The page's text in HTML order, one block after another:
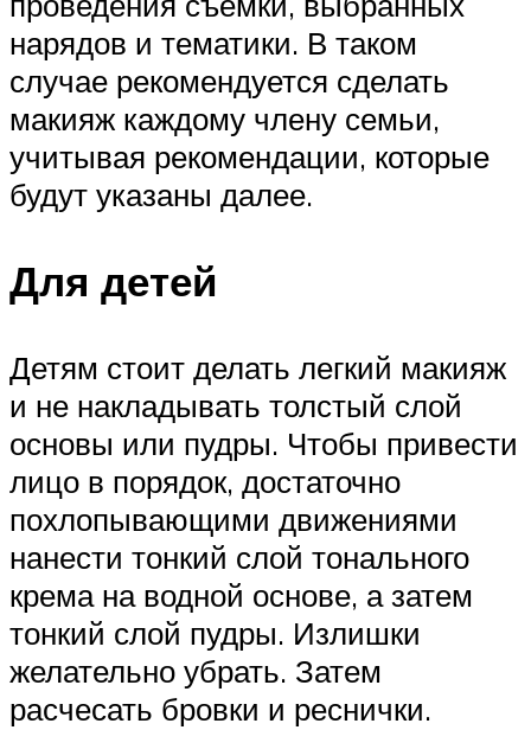
нарядов и тематики. В таком
случае рекомендуется сделать
макияж каждому члену семьи,
учитывая рекомендации, которые
будут указаны далее.
Для детей
Детям стоит делать легкий макияж
и не накладывать толстый слой
основы или пудры. Чтобы привести
лицо в порядок, достаточно
похлопывающими движениями
нанести тонкий слой тонального
крема на водной основе, а затем
тонкий слой пудры. Излишки
желательно убрать. Затем
расчесать бровки и реснички.